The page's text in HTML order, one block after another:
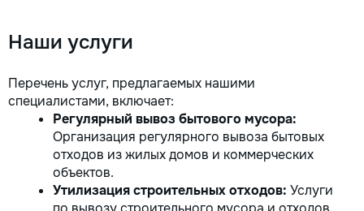
Наши услуги
Перечень услуг, предлагаемых нашими
специалистами, включает:
Регулярный вывоз бытового мусора:
Организация регулярного вывоза бытовых
отходов из жилых домов и коммерческих
объектов.
Утилизация строительных отходов: Услуги